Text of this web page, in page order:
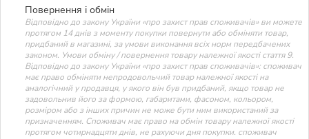
Повернення і обмін
Відповідно до закону України «про захист прав споживачів» ви можете
протягом 14 днів з моменту покупки повернути або обміняти товар,
придбаний в магазині, за умови виконання всіх норм передбачених
законом. Умови обміну / повернення товару належної якості стаття 9.
Відповідно до закону України «про захист прав споживачів»: споживач
має право обміняти непродовольчий товар належної якості на
аналогічний у продавця, у якого він був придбаний, якщо товар не
задовольнив його за формою, габаритами, фасоном, кольором,
розміром або з інших причин не може бути ним використаний за
призначенням. Споживач має право на обмін товару належної якості
протягом чотирнадцяти днів, не рахуючи дня покупки. споживач